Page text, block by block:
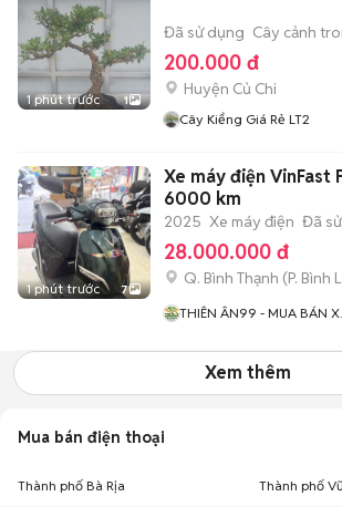
1 phút trước 1
Đã sử dụng Cây cảnh
200.000 đ
Huyện Củ Chi
Cây Kiểng Giá Rẻ LT2
1 phút trước 7
Xe máy điện VinFast
6000 km
2025 Xe máy điện Đã
28.000.000 đ
Q. Bình Thạnh (P. Bình
THIÊN ÂN99 - MUA BÁN
Xem thêm
Mua bán điện thoại
Thành phố Bà Rịa Thành phố